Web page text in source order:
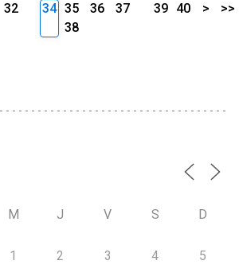
32
34 35 36
37
38
39 40 > >>
M J V S D
1 2 3 4 5